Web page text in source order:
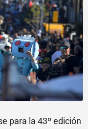
para la 43º edición